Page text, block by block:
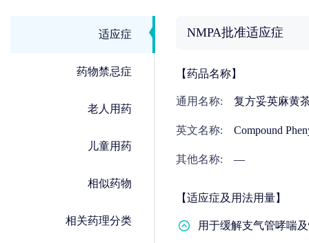
适应症
药物禁忌症
老人用药
儿童用药
相似药物
相关药理分类
NMPA批准适应症
【药品名称】
通用名称: 复方妥英麻黄
英文名称: Compound
其他名称: —
【适应症及用法用量】
用于缓解支气管哮喘